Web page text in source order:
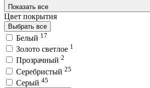
Показать все
Цвет покрытия
Выбрать все
Белый 17
Золото светлое 1
Прозрачный 2
Серебристый 25
Серый 45